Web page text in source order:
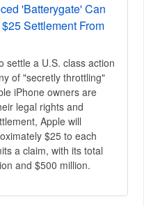
'Batterygate' Can
Settlement From
settle a U.S. class action
of "secretly throttling"
iPhone owners are
legal rights and
Apple will
$25 to each
a claim, with its total
and $500 million.